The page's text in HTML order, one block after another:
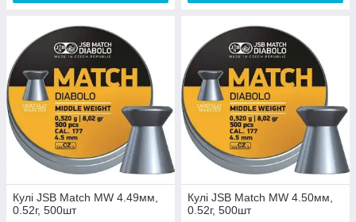
Кулі JSB Match MW 4.49мм,
0.52г, 500шт
Кулі JSB Match MW 4.50мм,
0.52г, 500шт